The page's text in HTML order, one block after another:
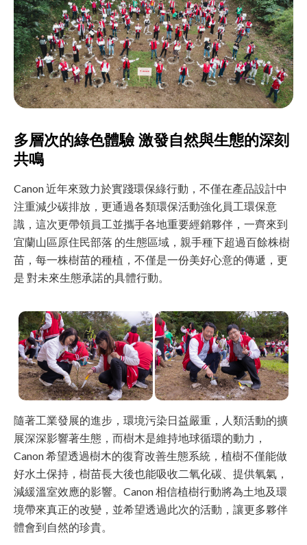
多層次的綠色體驗 激發自然與生態的深刻
共鳴
Canon 近年來致力於實踐環保綠行動，不僅在產品設計中
注重減少碳排放，更通過各類環保活動強化員工環保意
識，這次更帶領員工並攜手各地重要經銷夥伴，一齊來到
宜蘭山區原住民部落 的生態區域，親手種下超過百餘株樹
苗，每一株樹苗的種植，不僅是一份美好心意的傳遞，更
是 對未來生態承諾的具體行動。
隨著工業發展的進步，環境污染日益嚴重，人類活動的擴
展深深影響著生態，而樹木是維持地球循環的動力，
Canon 希望透過樹木的復育改善生態系統，植樹不僅能做
好水土保持，樹苗長大後也能吸收二氧化碳、提供氧氣，
減緩溫室效應的影響。Canon 相信植樹行動將為土地及環
境帶來真正的改變，並希望透過此次的活動，讓更多夥伴
體會到自然的珍貴。